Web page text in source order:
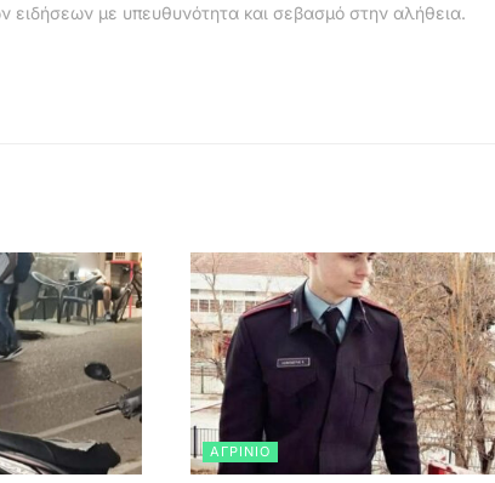
ειδήσεων με υπευθυνότητα και σεβασμό στην αλήθεια.
ΑΓΡΊΝΙΟ